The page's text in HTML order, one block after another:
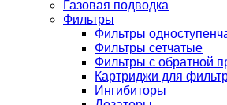
Газовая подводка
Фильтры
Фильтры
Фильтры сетчатые
Фильтры с обратной
Картриджи для
Ингибиторы